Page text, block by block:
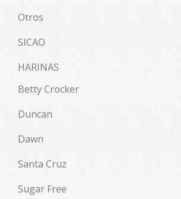
Otros
SICAO
HARINAS
Betty Crocker
Duncan
Dawn
Santa Cruz
Sugar Free